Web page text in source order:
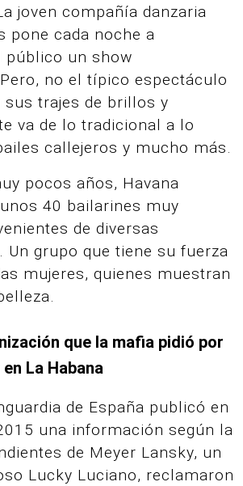
joven compañía danzaria
pone cada noche a
público un show
no el típico espectáculo
sus trajes de brillos y
va de lo tradicional a lo
callejeros y mucho más.
pocos años, Havana
40 bailarines muy
de diversas
Un grupo que tiene su fuerza
mujeres, quienes muestran
que la mafia pidió por
La Habana
de España publicó en
una información según la
de Meyer Lansky, un
Lucky Luciano, reclamaron